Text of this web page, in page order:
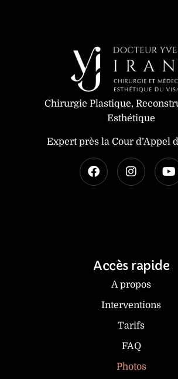
Chirurgie Plastique,
Esthétique
Expert près la Cour d’Appel
Accès rapide
A propos
Interventions
Tarifs
FAQ
Photos